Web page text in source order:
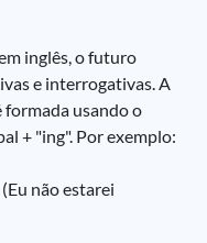
inglês, o futuro
e interrogativas. A
usando o
+ "ing". Por exemplo:
não estarei